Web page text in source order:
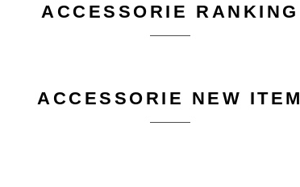
ACCESSORIE RANKING
ACCESSORIE NEW ITEM